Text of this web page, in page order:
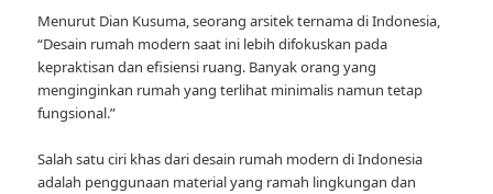
Menurut Dian Kusuma, seorang arsitek ternama di Indonesia,
“Desain rumah modern saat ini lebih difokuskan pada
kepraktisan dan efisiensi ruang. Banyak orang yang
menginginkan rumah yang terlihat minimalis namun tetap
fungsional.”
Salah satu ciri khas dari desain rumah modern di Indonesia
adalah penggunaan material yang ramah lingkungan dan